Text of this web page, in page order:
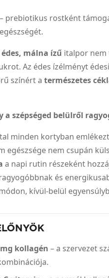
– prebiotikus rostként
édes, málna ízű italpor nem
Az édes ízélményt
színért atermészetes
a szépséged belülről
minden kortyban
egészsége nem csupán
a napi rutin részeként
és
kívül-belül
mg kollagén – a szervezet